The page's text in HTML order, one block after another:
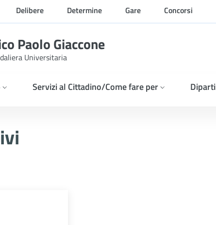
Delibere Determine Gare Concorsi
Paolo Giaccone
Universitaria
Servizi al Cittadino/Come fare per